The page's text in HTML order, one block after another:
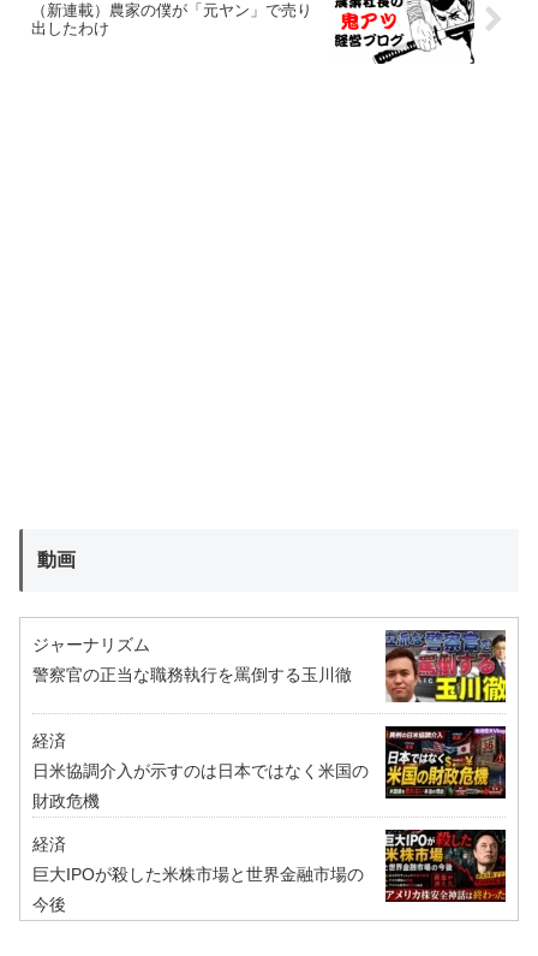
（新連載）農家の僕が「元ヤン」で売り
出したわけ
動画
ジャーナリズム
警察官の正当な職務執行を罵倒する玉川徹
経済
日米協調介入が示すのは日本ではなく米国の
財政危機
経済
巨大IPOが殺した米株市場と世界金融市場の
今後